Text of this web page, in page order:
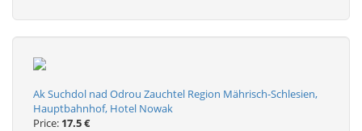
Ak Suchdol nad Odrou Zauchtel Region Mährisch-Schlesien,
Hauptbahnhof, Hotel Nowak
Price: 17.5 €